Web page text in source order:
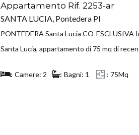
Appartamento Rif. 2253-ar
SANTA LUCIA, Pontedera PI
PONTEDERA Santa Lucia CO-
Santa Lucia, appartamento di 75 mq di
Camere: 2 Bagni: 1 75Mq